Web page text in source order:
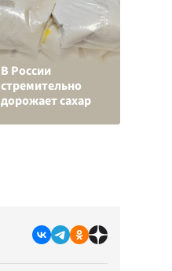
В России
стремительно
дорожает сахар